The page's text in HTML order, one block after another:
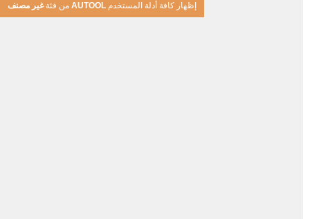
إظهار كافة أدلة المستخدمAUTOOLمن فئةغير مصنف